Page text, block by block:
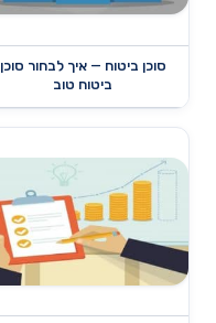
סוכן ביטוח — איך לבחור סוכן
ביטוח טוב